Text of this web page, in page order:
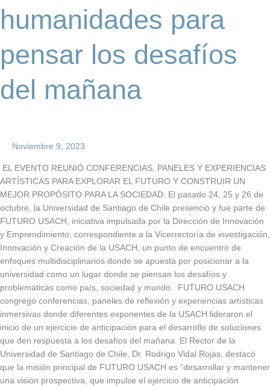
humanidades para
pensar los desafíos
del mañana
Noviembre 9, 2023
EL EVENTO REUNIÓ CONFERENCIAS, PANELES Y EXPERIENCIAS
ARTÍSTICAS PARA EXPLORAR EL FUTURO Y CONSTRUIR UN
MEJOR PROPÓSITO PARA LA SOCIEDAD. El pasado 24, 25 y 26 de
octubre, la Universidad de Santiago de Chile presenció y fue parte de
FUTURO USACH, iniciativa impulsada por la Dirección de Innovación
y Emprendimiento, correspondiente a la Vicerrectoría de investigación,
Innovación y Creación de la USACH, un punto de encuentro de
enfoques multidisciplinarios donde se apuesta por posicionar a la
universidad como un lugar donde se piensan los desafíos y
problemáticas como país, sociedad y mundo. FUTURO USACH
congregó conferencias, paneles de reflexión y experiencias artísticas
inmersivas donde diferentes exponentes de la USACH lideraron el
inicio de un ejercicio de anticipación para el desarrollo de soluciones
que den respuesta a los desafíos del mañana. El Rector de la
Universidad de Santiago de Chile, Dr. Rodrigo Vidal Rojas, destacó
que la misión principal de FUTURO USACH es “desarrollar y mantener
una visión prospectiva, que impulse el ejercicio de anticipación